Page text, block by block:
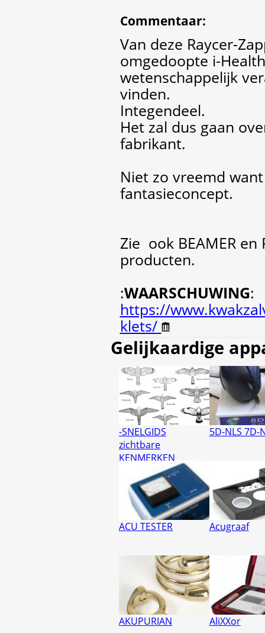
Commentaar:
Van deze Raycer-
omgedoopte i-
wetenschappelijk
vinden.
Integendeel.
Het zal dus gaan
fabrikant.
Niet zo vreemd
fantasieconcept.
Zie ook BEAMER en
producten.
:WAARSCHUWING:
https://
klets/
Gelijkaardige
-SNELGIDS
zichtbare
KENMERKEN
5D-NLS 7D-
ACU TESTER Acugraaf
AKUPURIAN AliXXor